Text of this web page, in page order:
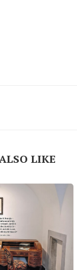
LIKE